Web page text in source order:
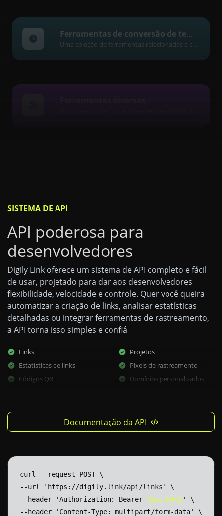
Ferramentas de conversão de tempo
Uma coleção de ferramentas relacionadas à conversão de data e hora.
SISTEMA DE API
API poderosa para
desenvolvedores
Digily Link oferece um sistema de API completo e fácil
de usar, projetado para dar aos desenvolvedores
flexibilidade, velocidade e controle. Quer você queira
automatizar a criação de links, analisar estatísticas
detalhadas ou integrar ferramentas de rastreamento,
a API torna isso simples e confiá
Links
Estatísticas de links
Códigos QR
Projetos
Pixels de rastreamento
Domínios personalizados
Documentação da API
curl --request POST \
--url
'https://digily.link/api/links'
\
--header
'Authorization: Bearer {api_key} '
\
--header
'Content-Type: multipart/form-data'
\